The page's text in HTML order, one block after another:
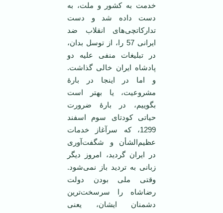
خدمت به کشور و ملت، به
دست داده شد و دست
تدارکاتچی‌های انقلاب ضد
ایرانی 57 را، از توسل بدان،
در تبلیغات منفی علیه دو
پادشاه ایران خالی گذاشت.
و اما در اینجا در بارۀ
مشروعیت، یا بهتر است
بگوییم، در بارۀ ضرورت
حیاتی کودتای سوم اسفند
1299، که سرآغاز خدمات
عظیم‌الشأن و شگفت‌آوری
در ایران گردید، امروز دیگر
زبانی به تردید باز نمی‌شود.
وقتی ملی بودن دولت
رضاشاه را سرسخت‌ترین
دشمنان ایشان، یعنی